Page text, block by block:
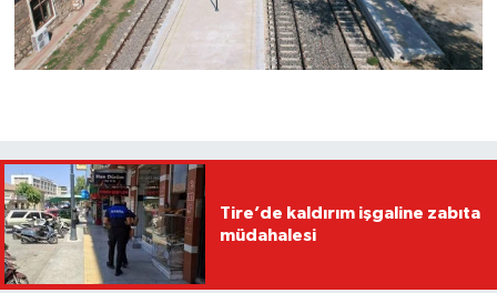
Tire’de kaldırım işgaline zabıta
müdahalesi